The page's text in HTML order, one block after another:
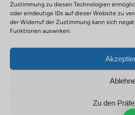
Zustimmung zu diesen Technologien
oder eindeutige IDs auf dieser Website zu
der Widerruf der Zustimmung kann sich
Funktionen auswirken.
Zu den